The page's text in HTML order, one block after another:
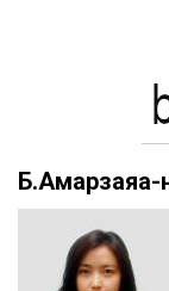
Б.Амарзаяа-